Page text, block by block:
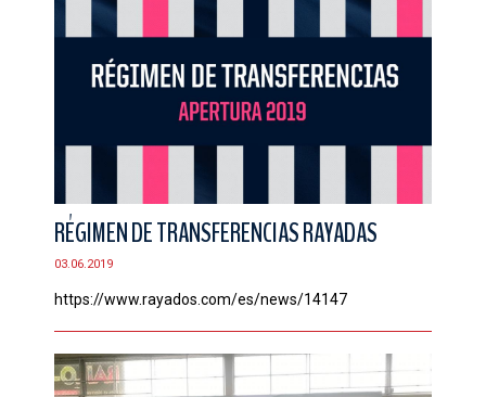
RÉGIMEN DE TRANSFERENCIAS RAYADAS
03.06.2019
https://www.rayados.com/es/news/14147